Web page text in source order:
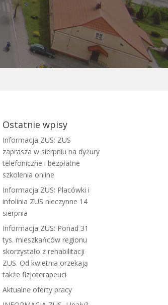
Ostatnie wpisy
Informacja ZUS: ZUS
zaprasza w sierpniu na dyżury
telefoniczne i bezpłatne
szkolenia online
Informacja ZUS: Placówki i
infolinia ZUS nieczynne 14
sierpnia
Informacja ZUS: Ponad 31
tys. mieszkańców regionu
skorzystało z rehabilitacji
ZUS. Od kwietnia orzekają
także fizjoterapeuci
Aktualne oferty pracy